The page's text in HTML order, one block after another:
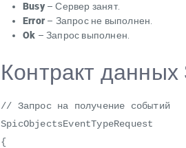
Busy– Сервер занят.
Error – Запрос не выполнен.
Ok – Запрос выполнен.
Контракт данных
// Запрос на получение событий
SpicObjectsEventTypeRequest
{